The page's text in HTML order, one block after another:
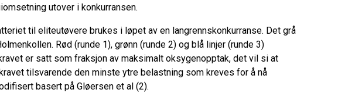
utover i konkurransen.
til eliteutøvere brukes i løpet av en langrennskonkurranse. Det grå
Rød (runde 1), grønn (runde 2) og blå linjer (runde 3)
er satt som fraksjon av maksimalt oksygenopptak, det vil si at
tilsvarende den minste ytre belastning som kreves for å nå
basert på Gløersen et al (2).